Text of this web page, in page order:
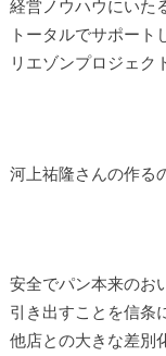
経営ノウハウにいた
トータルでサポート
リエゾンプロジェク
河上祐隆さんの作る
安全でパン本来のお
引き出すことを信条
他店との大きな差別